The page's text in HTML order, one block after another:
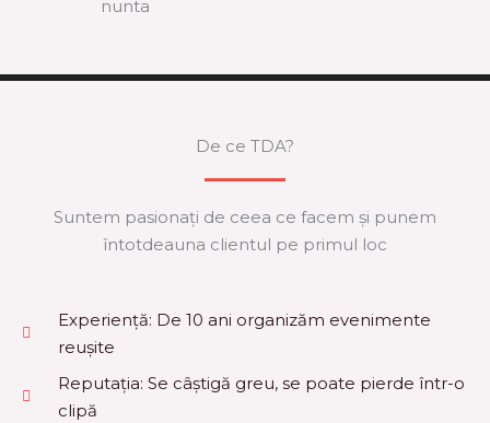
De ce TDA?
Suntem pasionați de ceea ce facem și punem
întotdeauna clientul pe primul loc
Experiență: De 10 ani organizăm evenimente
reușite
Reputația: Se câștigă greu, se poate pierde într-o
clipă